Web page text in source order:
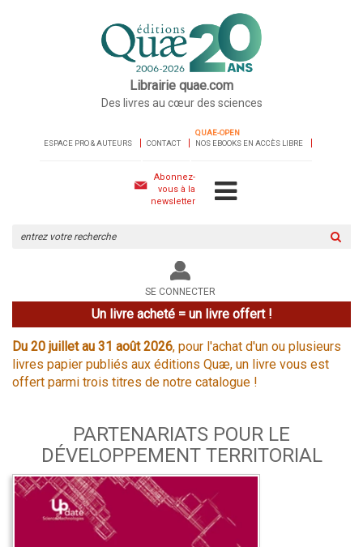
Librairie quae.com
Des livres au cœur des sciences
ESPACE PRO & AUTEURS CONTACT
QUAE-OPEN
NOS EBOOKS EN ACCÈS LIBRE
Abonnez-
vous à la
newsletter
le
site
SE CONNECTER
Un livre acheté = un livre offert !
Du 20 juillet au 31 août 2026, pour l'achat d'un ou plusieurs
livres papier publiés aux éditions Quæ, un livre vous est
offert parmi trois titres de notre catalogue !
PARTENARIATS POUR LE
DÉVELOPPEMENT TERRITORIAL